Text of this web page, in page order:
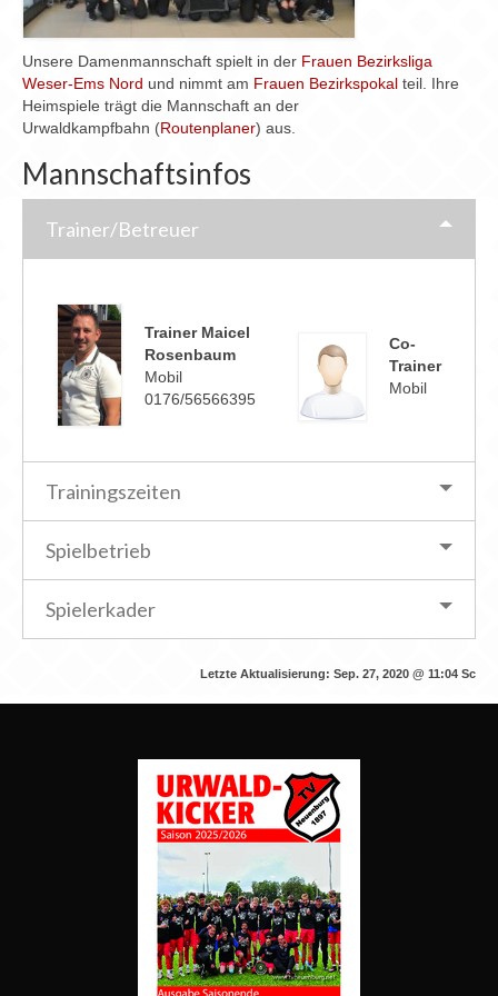
Chronik
Archiv
Unsere Damenmannschaft spielt in der Frauen Bezirksliga
Weser-Ems Nord und nimmt am Frauen Bezirkspokal teil. Ihre
Heimspiele trägt die Mannschaft an der
Urwaldkampfbahn (Routenplaner) aus.
Mannschaftsinfos
Trainer/Betreuer
Trainer Maicel
Rosenbaum
Mobil
0176/56566395
Co-
Trainer
Mobil
Trainingszeiten
Spielbetrieb
Spielerkader
Letzte Aktualisierung: Sep. 27, 2020 @ 11:04 Sc